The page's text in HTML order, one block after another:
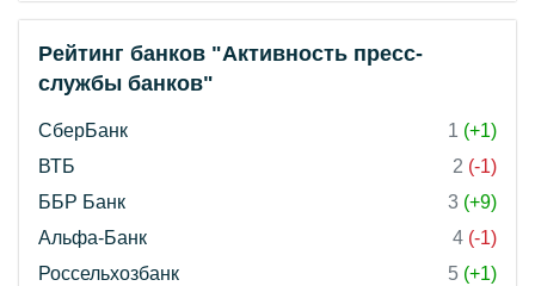
Рейтинг банков "Активность пресс-
службы банков"
СберБанк 1 (+1)
ВТБ
2 (-1)
ББР Банк
3 (+9)
Альфа-Банк
4 (-1)
Россельхозбанк
5 (+1)